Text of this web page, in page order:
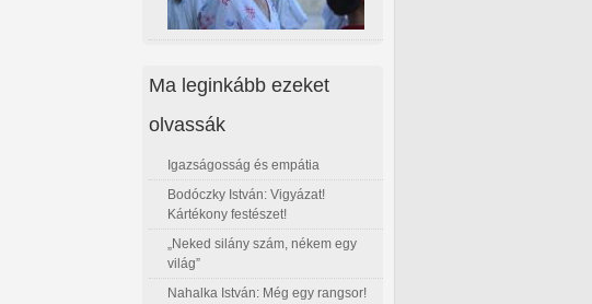
Ma leginkább ezeket
olvassák
Igazságosság és empátia
Bodóczky István: Vigyázat!
Kártékony festészet!
„Neked silány szám, nékem egy
világ”
Nahalka István: Még egy rangsor!